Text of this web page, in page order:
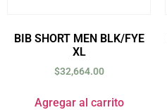
BIB SHORT MEN BLK/FYE
XL
$32,664.00
Agregar al carrito